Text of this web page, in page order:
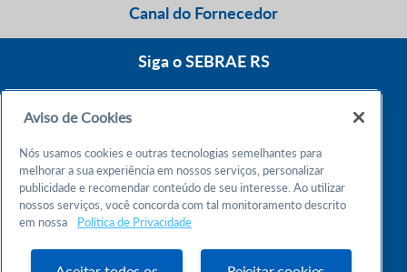
Canal do Fornecedor
Siga o SEBRAE RS
Atendimento 24h
Chame no WhatsApp
Atendimento das 9h às 18h
Aviso de Cookies
Nós usamos cookies e outras tecnologias semelhantes para
melhorar a sua experiência em nossos serviços, personalizar
publicidade e recomendar conteúdo de seu interesse. Ao utilizar
nossos serviços, você concorda com tal monitoramento descrito
em nossa
Política de Privacidade